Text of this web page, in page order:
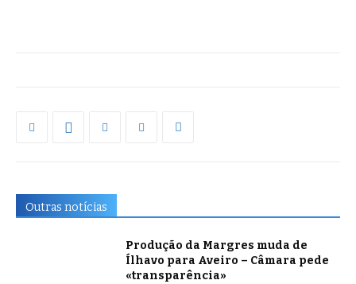
Outras notícias
Produção da Margres muda de
Ílhavo para Aveiro – Câmara pede
«transparência»